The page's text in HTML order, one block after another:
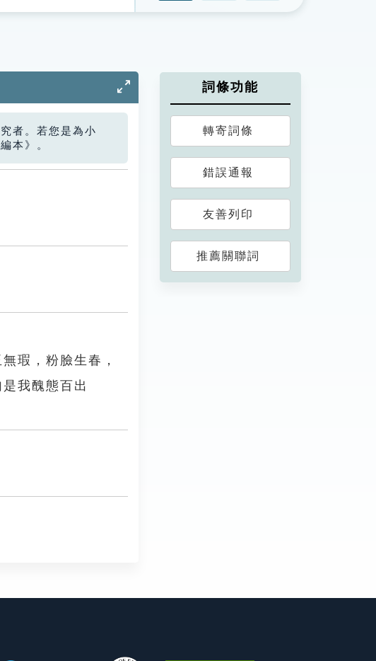
者。若您是為小
本》。
瑕，粉臉生春，
我醜態百出
詞條功能
轉寄詞條
錯誤通報
友善列印
推薦關聯詞